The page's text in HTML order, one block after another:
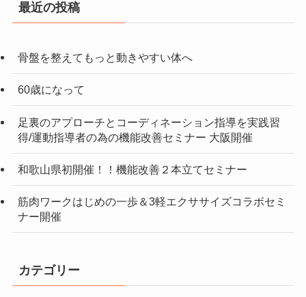
最近の投稿
骨盤を整えてもっと動きやすい体へ
60歳になって
足裏のアプローチとコーディネーション指導を実践習
得/運動指導者の為の機能改善セミナー 大阪開催
和歌山県初開催！！機能改善２本立てセミナー
筋肉ワークはじめの一歩＆3軽エクササイズコラボセミ
ナー開催
カテゴリー